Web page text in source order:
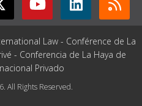
Law - Conférence de La
- Conferencia de La Haya de
Privado
All Rights Reserved.